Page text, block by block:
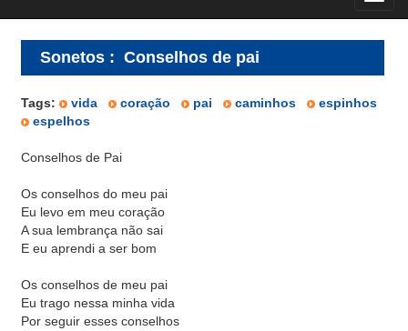
Sonetos : Conselhos de pai
Tags: vida coração pai caminhos
espinhos
espelhos
Conselhos de Pai
Os conselhos do meu pai
Eu levo em meu coração
A sua lembrança não sai
E eu aprendi a ser bom
Os conselhos de meu pai
Eu trago nessa minha vida
Por seguir esses conselhos